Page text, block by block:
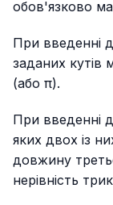
обов'язково
При введенні
заданих кутів
(або π).
При введенні
яких двох із
довжину
нерівність